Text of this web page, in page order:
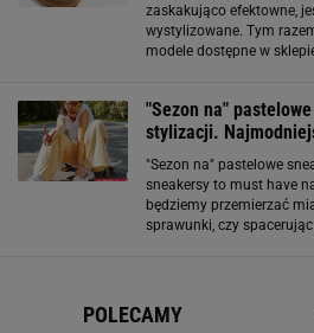
zaskakująco efektowne,
wystylizowane. Tym
modele dostępne w
"Sezon na"
stylizacji.
"Sezon na" pastelowe
sneakersy to must have
będziemy przemierzać
sprawunki, czy
POLECAMY